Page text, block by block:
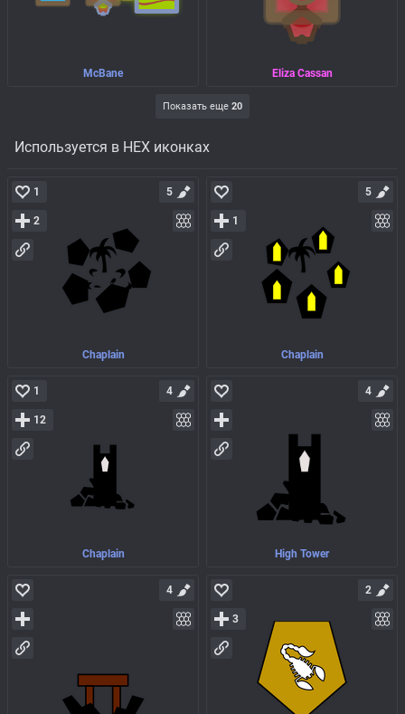
McBane Eliza Cassan
Показать еще 20
Используется в HEX иконках
Chaplain
1
2
5
Chaplain
1
5
Chaplain
1
12
4
High Tower
4
4
3
2